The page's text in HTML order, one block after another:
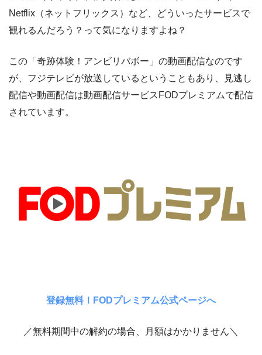
Netflix（ネットフリックス）など、どういったサービスで
観れるんだろう？って気になりますよね？
この「奇跡体験！アンビリバボー」の動画配信なのです
が、フジテレビが放送しているということもあり、見逃し
配信や動画配信は動画配信サービスFODプレミアムで配信
されています。
登録無料！FODプレミアム公式ページへ
／無料期間中の解約の場合、月額はかかりません＼